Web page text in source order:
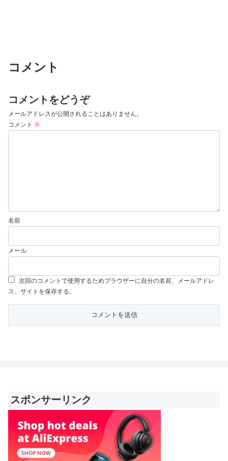
コメント
コメントをどうぞ
メールアドレスが公開されることはありません。
コメント ※
名前
メール
次回のコメントで使用するためブラウザーに自分の名前、メールアドレ
ス、サイトを保存する。
スポンサーリンク